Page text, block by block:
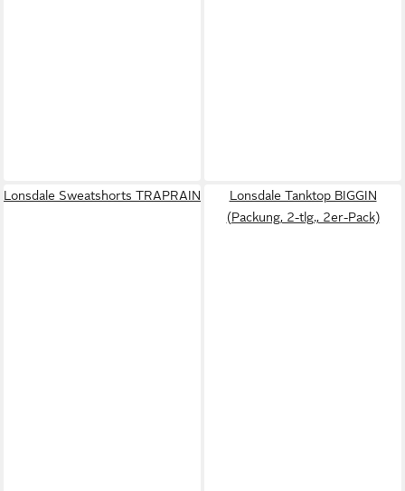
Lonsdale Sweatshorts TRAPRAIN
Lonsdale Tanktop BIGGIN
(Packung, 2-tlg., 2er-Pack)